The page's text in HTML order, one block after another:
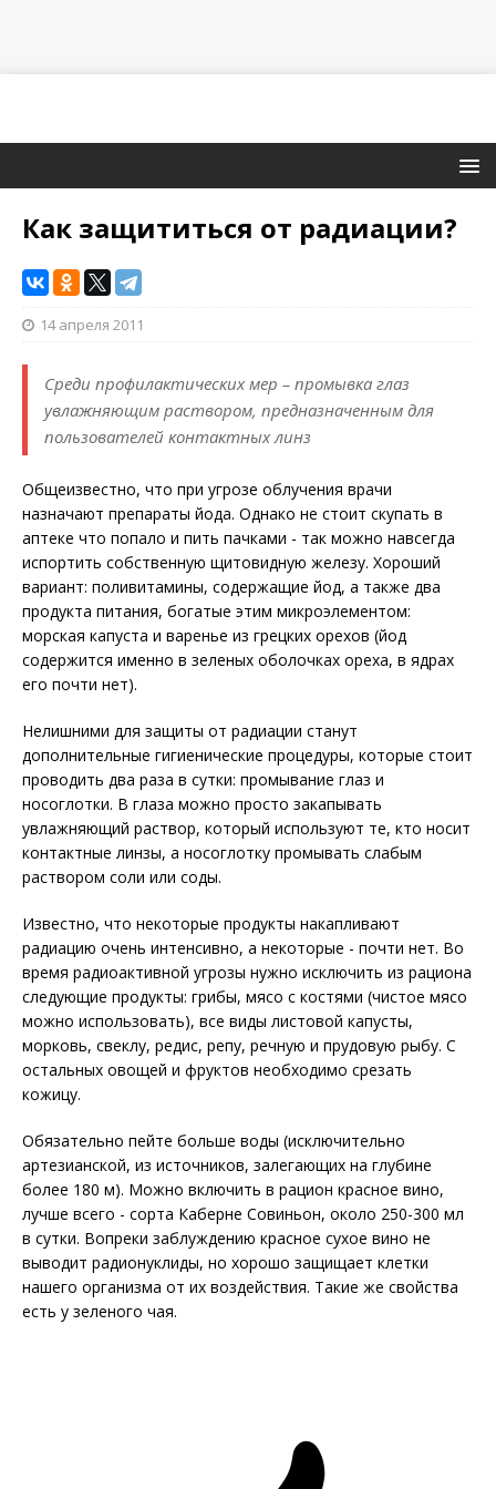
Как защититься от радиации?
14 апреля 2011
Среди профилактических мер – промывка глаз
увлажняющим раствором, предназначенным для
пользователей контактных линз
Общеизвестно, что при угрозе облучения врачи
назначают препараты йода. Однако не стоит скупать в
аптеке что попало и пить пачками - так можно навсегда
испортить собственную щитовидную железу. Хороший
вариант: поливитамины, содержащие йод, а также два
продукта питания, богатые этим микроэлементом:
морская капуста и варенье из грецких орехов (йод
содержится именно в зеленых оболочках ореха, в ядрах
его почти нет).
Нелишними для защиты от радиации станут
дополнительные гигиенические процедуры, которые стоит
проводить два раза в сутки: промывание глаз и
носоглотки. В глаза можно просто закапывать
увлажняющий раствор, который используют те, кто носит
контактные линзы, а носоглотку промывать слабым
раствором соли или соды.
Известно, что некоторые продукты накапливают
радиацию очень интенсивно, а некоторые - почти нет. Во
время радиоактивной угрозы нужно исключить из рациона
следующие продукты: грибы, мясо с костями (чистое мясо
можно использовать), все виды листовой капусты,
морковь, свеклу, редис, репу, речную и прудовую рыбу. С
остальных овощей и фруктов необходимо срезать
кожицу.
Обязательно пейте больше воды (исключительно
артезианской, из источников, залегающих на глубине
более 180 м). Можно включить в рацион красное вино,
лучше всего - сорта Каберне Совиньон, около 250-300 мл
в сутки. Вопреки заблуждению красное сухое вино не
выводит радионуклиды, но хорошо защищает клетки
нашего организма от их воздействия. Такие же свойства
есть у зеленого чая.